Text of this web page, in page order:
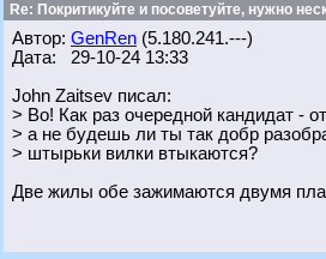
Re: Покритикуйте и посоветуйте, нужно
Автор: GenRen (5.180.241.---)
Дата: 29-10-24 13:33
John Zaitsev писал:
> Во! Как раз очередной кандидат -
> а не будешь ли ты так добр
> штырьки вилки втыкаются?
Две жилы обе зажимаются двумя